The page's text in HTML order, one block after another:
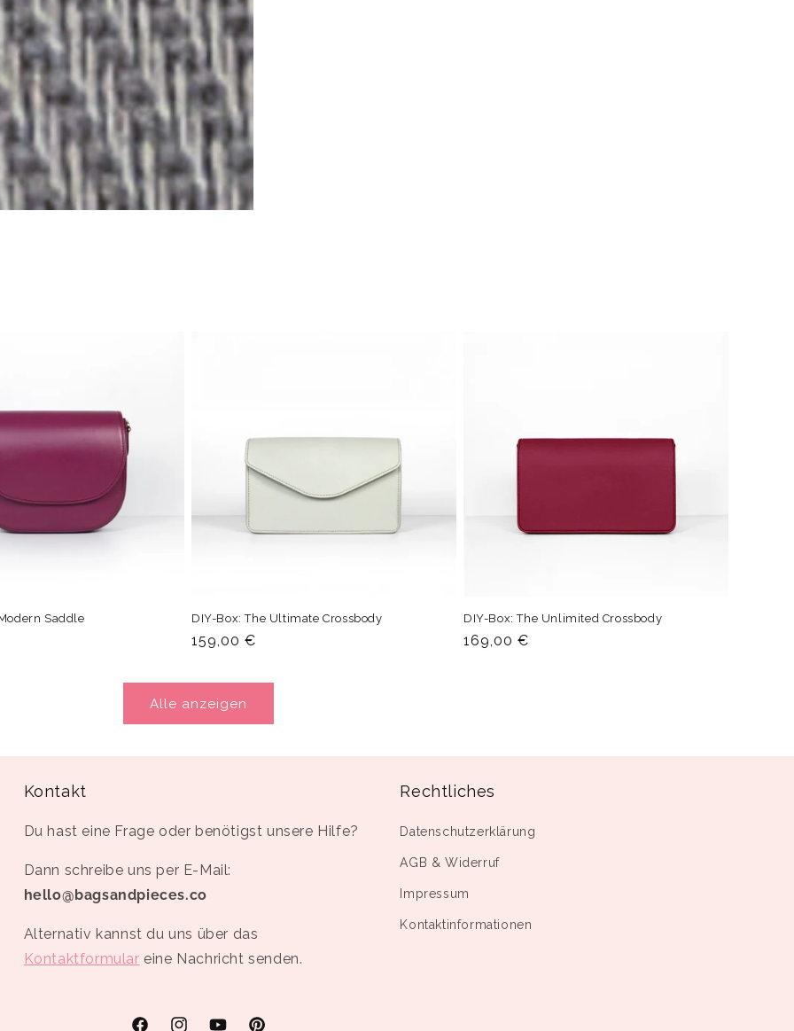
Saddle DIY-Box: The Ultimate Crossbody
Normaler
159,00 €
DIY-Box: The Unlimited Crossbody
Normaler
169,00 €
Alle anzeigen
Kontakt
Du hast eine Frage oder benötigst unsere Hilfe?
Dann schreibe uns per E-Mail:
hello@bagsandpieces.co
Alternativ kannst du uns über das
Kontaktformular eine Nachricht senden.
Rechtliches
Datenschutzerklärung
AGB & Widerruf
Impressum
Kontaktinformationen